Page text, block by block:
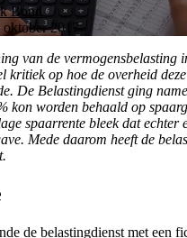
Bond
oktober 2017
van de vermogensbelasting
kritiek op hoe de overheid
De Belastingdienst ging
kon worden behaald op
spaarrente bleek dat echter
Mede daarom heeft de
de belastingdienst met een